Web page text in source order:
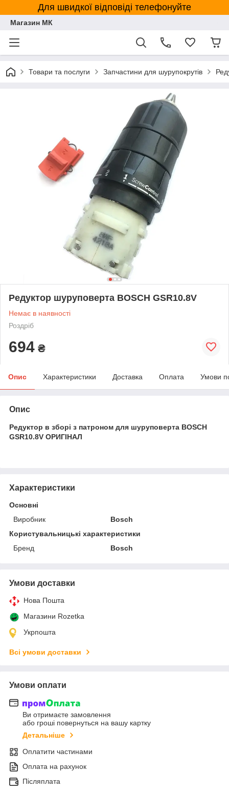
Для швидкої відповіді телефонуйте
Магазин МК
Товари та послуги Запчастини для шурупокрутів
Редуктор шуруповерта BOSCH GSR10.8V
Немає в наявності
Роздріб
694 ₴
Опис Характеристики Доставка Оплата Умови
Опис
Редуктор в зборі з патроном для шуруповерта BOSCH
GSR10.8V ОРИГІНАЛ
Характеристики
Основні
Виробник
Bosch
Користувальницькі характеристики
Бренд
Bosch
Умови доставки
Нова Пошта
Магазини Rozetka
Укрпошта
Всі умови доставки
Умови оплати
Ви отримаєте замовлення
або гроші повернуться на вашу картку
Детальніше
Оплатити частинами
Оплата на рахунок
Післяплата